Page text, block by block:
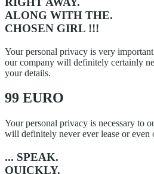
ALONG WITH THE.
CHOSEN GIRL !!!
Your personal privacy is very
our company will definitely certainly
your details.
99 EURO
Your personal privacy is necessary to
will definitely never ever lease or
... SPEAK.
QUICKLY.